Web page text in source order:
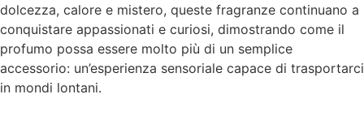
dolcezza, calore e mistero, queste fragranze continuano a
conquistare appassionati e curiosi, dimostrando come il
profumo possa essere molto più di un semplice
accessorio: un’esperienza sensoriale capace di trasportarci
in mondi lontani.